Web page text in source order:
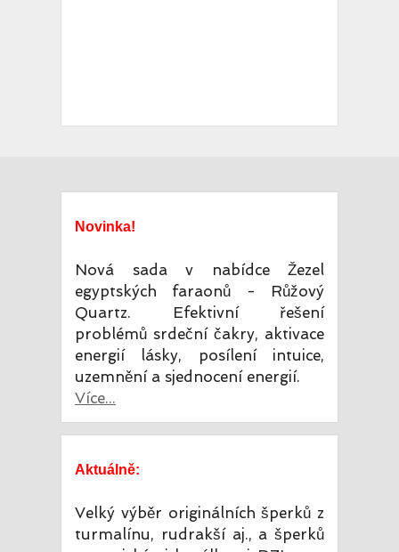
Novinka!
Nová sada v nabídce Žezel
egyptských faraonů - Růžový
Quartz. Efektivní řešení
problémů srdeční čakry, aktivace
energií lásky, posílení intuice,
uzemnění a sjednocení energií.
Více...
Aktuálně:
Velký výběr originálních šperků z
turmalínu, rudrakší aj., a šperků